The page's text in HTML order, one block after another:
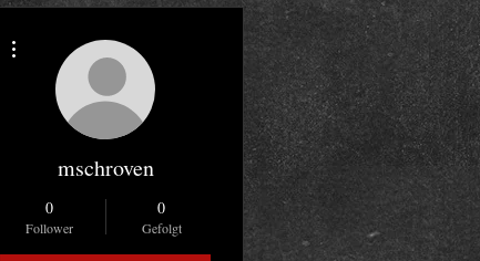
mschroven
0
Follower
0
Gefolgt